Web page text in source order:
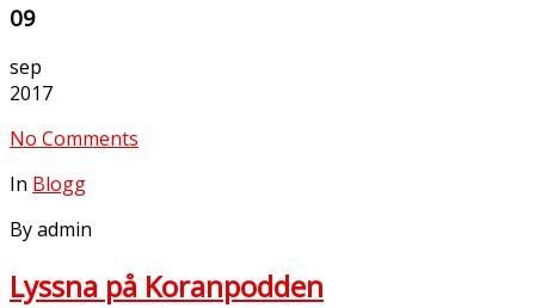
09
sep
2017
No Comments
In Blogg
By admin
Lyssna på Koranpodden